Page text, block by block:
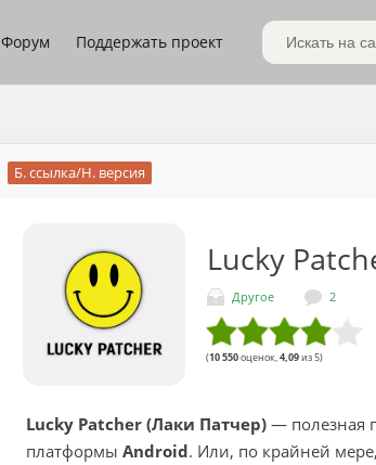
Форум Поддержать проект Поиск по
Б. ссылка/Н. версия
Lucky
Другое 2
(10 550оценок, 4,09из 5)
Lucky Patcher (Лаки Патчер) — полезная
платформы Android. Или, по крайней